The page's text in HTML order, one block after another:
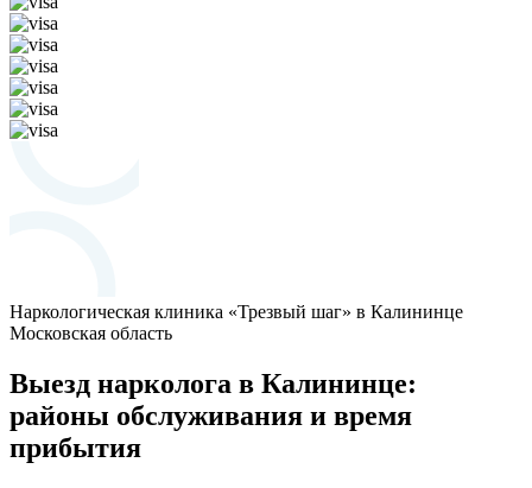
Наркологическая клиника «Трезвый шаг» в Калининце
Московская область
Выезд нарколога в Калининце:
районы обслуживания и время
прибытия